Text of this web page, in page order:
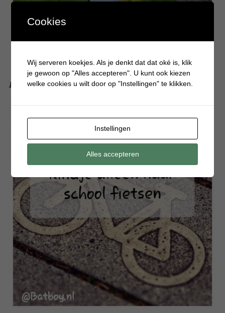
Krijgt het derde kind alles derdehands?
Cookies
Wij serveren koekjes. Als je denkt dat dat oké is, klik
je gewoon op "Alles accepteren". U kunt ook kiezen
welke cookies u wilt door op "Instellingen" te klikken.
Instellingen
Alles accepteren